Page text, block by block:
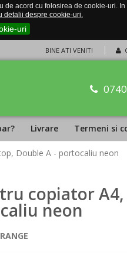
acord cu folosirea de cookie-uri.
detalii despre cookie-uri.
uri
BINE ATI VENIT!
Livrare Termeni si
Double A - portocaliu neon
copiator
neon